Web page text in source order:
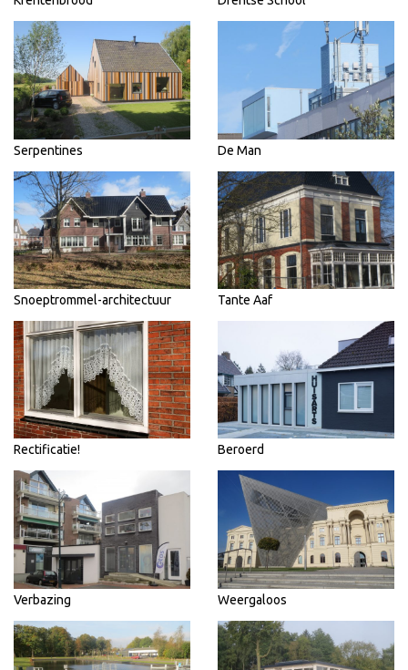
Serpentines De Man
Snoeptrommel-architectuur Tante Aaf
Rectificatie! Beroerd
Verbazing Weergaloos